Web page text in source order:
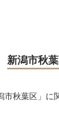
新潟市秋
市秋葉区」に